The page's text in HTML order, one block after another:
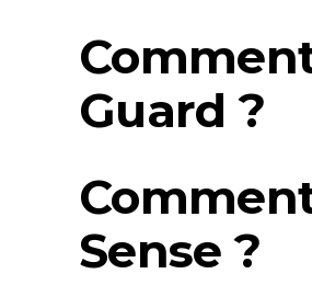
Guard ?
Sense ?